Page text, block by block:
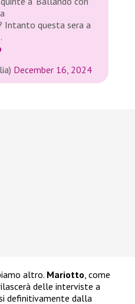
Intanto questa sera a
December 16, 2024
altro. Mariotto, come
delle interviste a
definitivamente dalla